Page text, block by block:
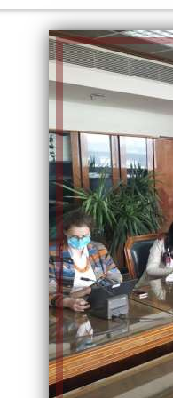
شرشر تكتب: دي مبقتش كورة..
دي سياسة